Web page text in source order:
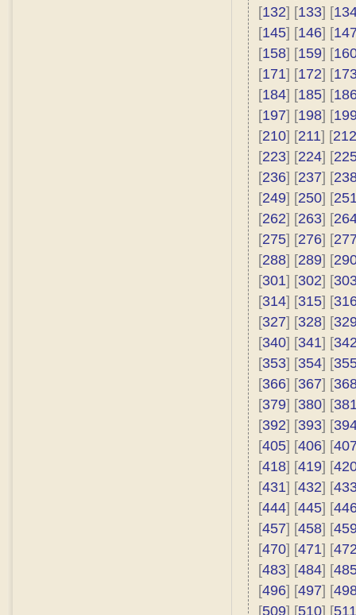
[132] [133] [
[145] [146] [
[158] [159] [
[171] [172] [
[184] [185] [
[197] [198] [
[210] [211] [212
[223] [224] [
[236] [237] [
[249] [250] [
[262] [263] [
[275] [276] [
[288] [289] [
[301] [302] [
[314] [315] [
[327] [328] [
[340] [341] [
[353] [354] [
[366] [367] [
[379] [380] [
[392] [393] [
[405] [406] [
[418] [419] [
[431] [432] [
[444] [445] [
[457] [458] [
[470] [471] [
[483] [484] [
[496] [497] [
[509] [510] [511